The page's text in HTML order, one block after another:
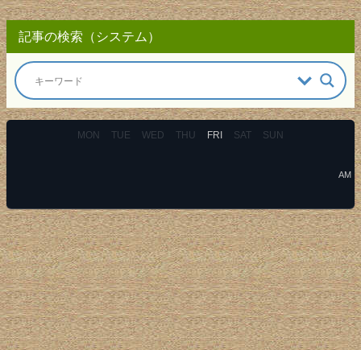
記事の検索（システム）
MON TUE WED THU FRI SAT SUN
AM